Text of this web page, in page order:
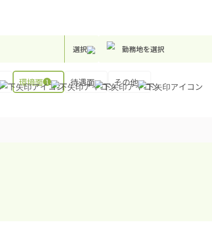
選択 勤務地を選択
環境面 1 待遇面 その他